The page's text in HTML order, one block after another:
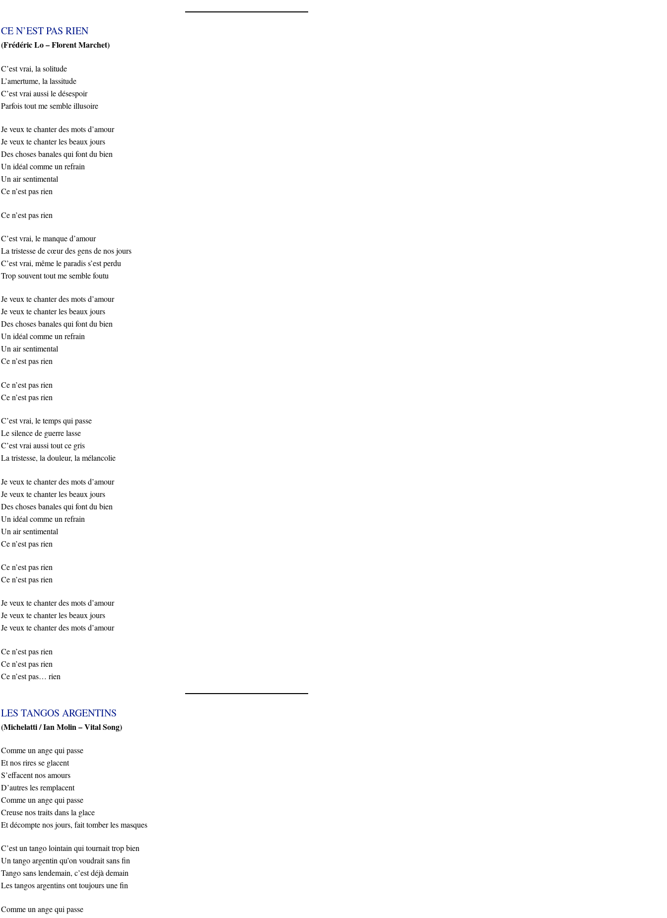
CE N’EST PAS RIEN
(Frédéric Lo – Florent Marchet)
C’est vrai, la solitude
L’amertume, la lassitude
C’est vrai aussi le désespoir
Parfois tout me semble illusoire
Je veux te chanter des mots d’amour
Je veux te chanter les beaux jours
Des choses banales qui font du bien
Un idéal comme un refrain
Un air sentimental
Ce n’est pas rien
Ce n’est pas rien
C’est vrai, le manque d’amour
La tristesse de cœur des gens de nos jours
C’est vrai, même le paradis s’est perdu
Trop souvent tout me semble foutu
Je veux te chanter des mots d’amour
Je veux te chanter les beaux jours
Des choses banales qui font du bien
Un idéal comme un refrain
Un air sentimental
Ce n’est pas rien
Ce n’est pas rien
Ce n’est pas rien
C’est vrai, le temps qui passe
Le silence de guerre lasse
C’est vrai aussi tout ce gris
La tristesse, la douleur, la mélancolie
Je veux te chanter des mots d’amour
Je veux te chanter les beaux jours
Des choses banales qui font du bien
Un idéal comme un refrain
Un air sentimental
Ce n’est pas rien
Ce n’est pas rien
Ce n’est pas rien
Je veux te chanter des mots d’amour
Je veux te chanter les beaux jours
Je veux te chanter des mots d’amour
Ce n’est pas rien
Ce n’est pas rien
Ce n’est pas… rien
LES TANGOS ARGENTINS
(Michelatti / Ian Molin – Vital Song)
Comme un ange qui passe
Et nos rires se glacent
S’effacent nos amours
D’autres les remplacent
Comme un ange qui passe
Creuse nos traits dans la glace
Et décompte nos jours, fait tomber les masques
C’est un tango lointain qui tournait trop bien
Un tango argentin qu’on voudrait sans fin
Tango sans lendemain, c’est déjà demain
Les tangos argentins ont toujours une fin
Comme un ange qui passe